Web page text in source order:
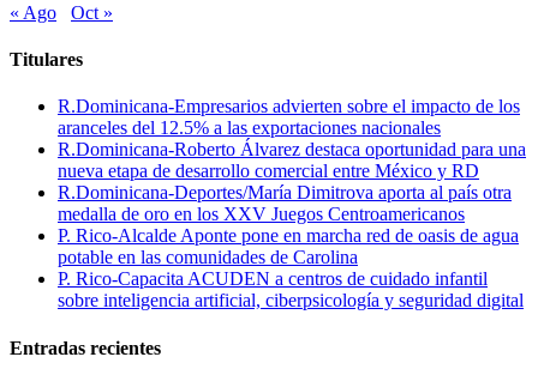
« Ago
Oct »
Titulares
R.Dominicana-Empresarios advierten sobre el impacto de los
aranceles del 12.5% a las exportaciones nacionales
R.Dominicana-Roberto Álvarez destaca oportunidad para una
nueva etapa de desarrollo comercial entre México y RD
R.Dominicana-Deportes/María Dimitrova aporta al país otra
medalla de oro en los XXV Juegos Centroamericanos
P. Rico-Alcalde Aponte pone en marcha red de oasis de agua
potable en las comunidades de Carolina
P. Rico-Capacita ACUDEN a centros de cuidado infantil
sobre inteligencia artificial, ciberpsicología y seguridad digital
Entradas recientes